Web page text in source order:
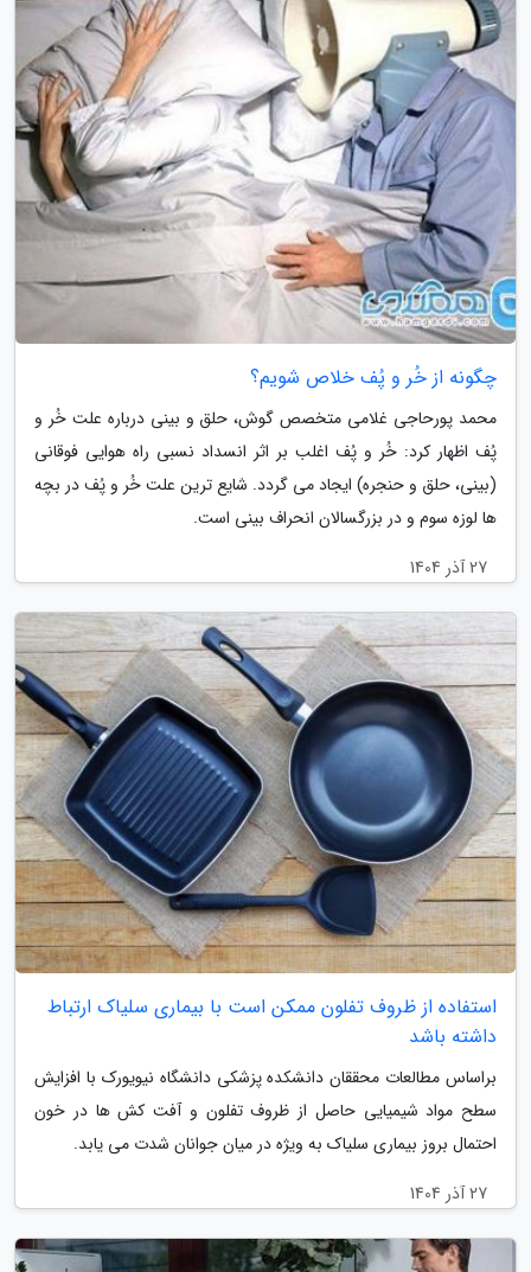
چگونه از خُر و پُف خلاص شویم؟
محمد پورحاجی غلامی متخصص گوش، حلق و بینی درباره علت خُر و
پُف اظهار کرد: خُر و پُف اغلب بر اثر انسداد نسبی راه هوایی فوقانی
(بینی، حلق و حنجره) ایجاد می گردد. شایع ترین علت خُر و پُف در بچه
ها لوزه سوم و در بزرگسالان انحراف بینی است.
27 آذر 1404
استفاده از ظروف تفلون ممکن است با بیماری سلیاک ارتباط
داشته باشد
براساس مطالعات محققان دانشکده پزشکی دانشگاه نیویورک با افزایش
سطح مواد شیمیایی حاصل از ظروف تفلون و آفت کش ها در خون
احتمال بروز بیماری سلیاک به ویژه در میان جوانان شدت می یابد.
27 آذر 1404